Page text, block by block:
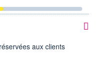
aux clients